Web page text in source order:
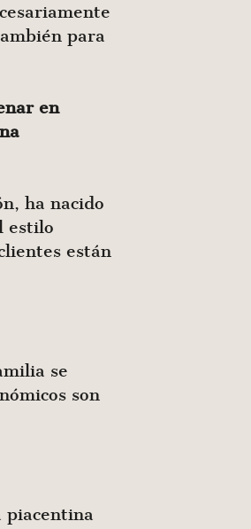
para
en
ha nacido
estilo
están
se
son
piacentina